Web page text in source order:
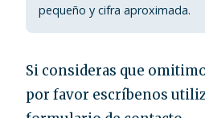
pequeño y cifra aproximada.
Si consideras que
por favor escríbenos